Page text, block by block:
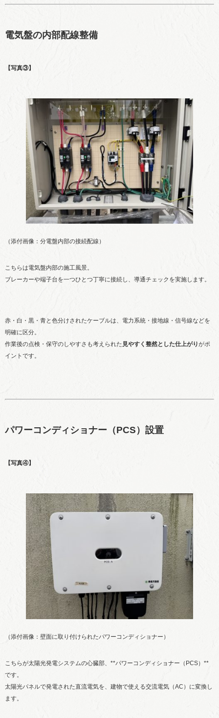
電気盤の内部配線整備
【写真③】
（添付画像：分電盤内部の接続配線）
こちらは電気盤内部の施工風景。
ブレーカーや端子台を一つひとつ丁寧に接続し、導通チェックを実施します。
赤・白・黒・青と色分けされたケーブルは、電力系統・接地線・信号線などを
明確に区分。
作業後の点検・保守のしやすさも考えられた 見やすく整然とした仕上がりがポ
イントです。
パワーコンディショナー（PCS）設置
【写真④】
（添付画像：壁面に取り付けられたパワーコンディショナー）
こちらが太陽光発電システムの心臓部、**パワーコンディショナー（PCS）**
です。
太陽光パネルで発電された直流電気を、建物で使える交流電気（AC）に変換し
ます。